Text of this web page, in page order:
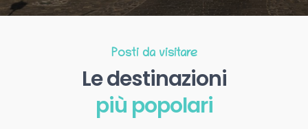
Posti da visitare
Le destinazioni
più popolari